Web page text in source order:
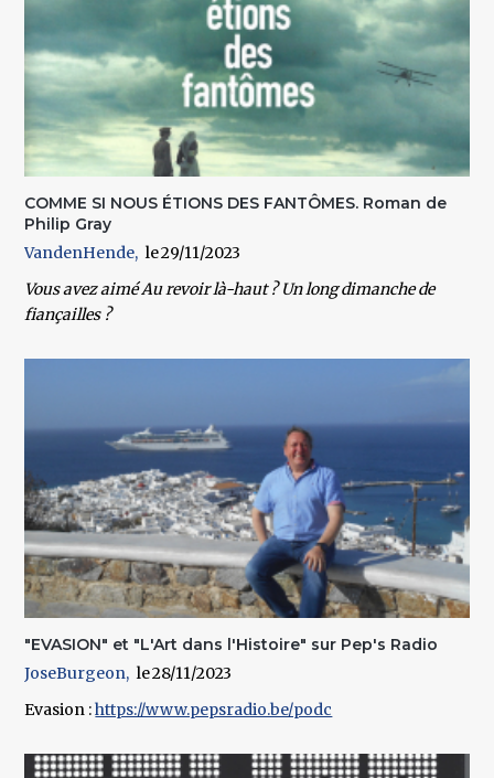
COMME SI NOUS ÉTIONS DES FANTÔMES. Roman de
Philip Gray
VandenHende
29/11/2023
Vous avez aimé Au revoir là-haut ? Un long dimanche de
fiançailles ?
"EVASION" et "L'Art dans l'Histoire" sur Pep's Radio
JoseBurgeon
28/11/2023
Evasion :https://www.pepsradio.be/podc